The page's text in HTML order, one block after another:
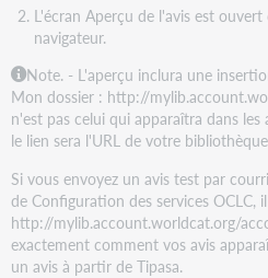
L'écran Aperçu de l'avis est
navigateur.
Note. - L'aperçu inclura une
Mon dossier : http://
n'est pas celui qui apparaîtra dans les
le lien sera l'URL de votre
Si vous envoyez un avis test par
de Configuration des services OCLC,
http://mylib.account.worldcat.org/
exactement comment vos avis
un avis à partir de Tipasa.